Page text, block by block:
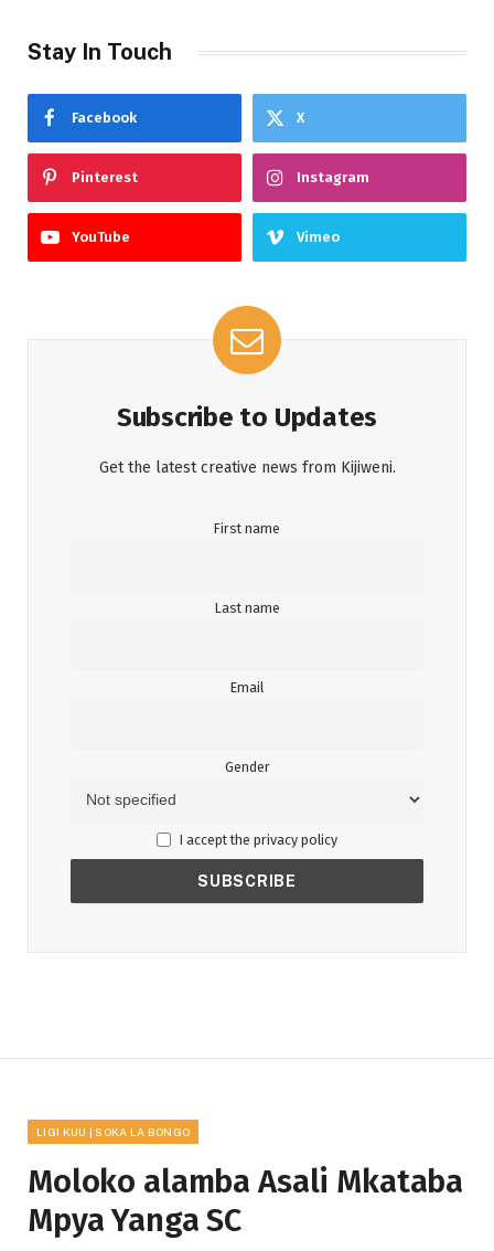
Stay In Touch
Facebook X
Pinterest Instagram
YouTube Vimeo
Subscribe to Updates
Get the latest creative news from Kijiweni.
First name
Last name
Email
Gender
I accept the privacy policy
LIGI KUU | SOKA LA BONGO
Moloko alamba Asali Mkataba
Mpya Yanga SC